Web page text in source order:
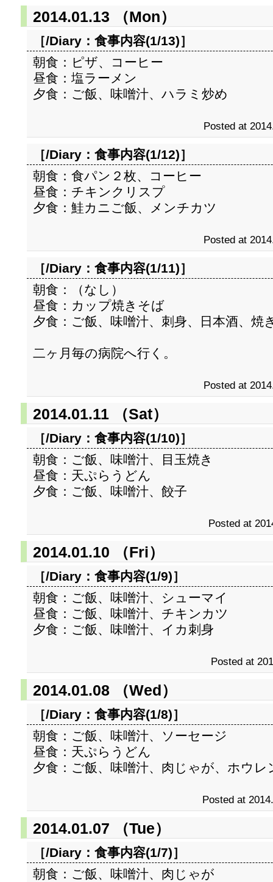
2014.01.13 （Mon）
［/Diary： 食事内容(1/13)］
朝食：ピザ、コーヒー
昼食：塩ラーメン
夕食：ご飯、味噌汁、ハラミ炒め
Posted at
［/Diary： 食事内容(1/12)］
朝食：食パン２枚、コーヒー
昼食：チキンクリスプ
夕食：鮭カニご飯、メンチカツ
Posted at
［/Diary： 食事内容(1/11)］
朝食：（なし）
昼食：カップ焼きそば
夕食：ご飯、味噌汁、刺身、日本酒、焼
二ヶ月毎の病院へ行く。
Posted at
2014.01.11 （Sat）
［/Diary： 食事内容(1/10)］
朝食：ご飯、味噌汁、目玉焼き
昼食：天ぷらうどん
夕食：ご飯、味噌汁、餃子
Posted at
2014.01.10 （Fri）
［/Diary： 食事内容(1/9)］
朝食：ご飯、味噌汁、シューマイ
昼食：ご飯、味噌汁、チキンカツ
夕食：ご飯、味噌汁、イカ刺身
Posted at
2014.01.08 （Wed）
［/Diary： 食事内容(1/8)］
朝食：ご飯、味噌汁、ソーセージ
昼食：天ぷらうどん
夕食：ご飯、味噌汁、肉じゃが、ホウレ
Posted at
2014.01.07 （Tue）
［/Diary： 食事内容(1/7)］
朝食：ご飯、味噌汁、肉じゃが